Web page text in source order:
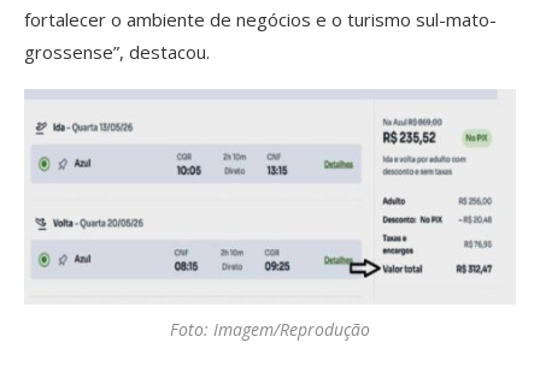
fortalecer o ambiente de negócios e o turismo sul-mato-
grossense”, destacou.
Foto: Imagem/Reprodução